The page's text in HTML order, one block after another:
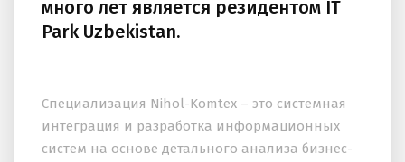
много лет является резидентом IT
Park Uzbekistan.
Специализация Nihol-Komtex – это системная
интеграция и разработка информационных
систем на основе детального анализа бизнес-